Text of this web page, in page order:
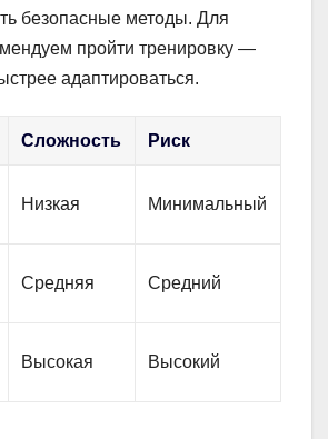
безопасные методы. Для
пройти тренировку —
адаптироваться.
Сложность Риск
Низкая Минимальный
Средняя Средний
Высокая Высокий